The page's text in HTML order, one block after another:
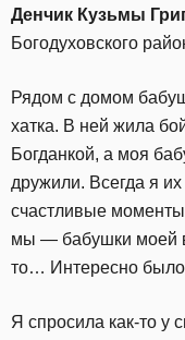
Денчик Кузьмы
Богодуховского
Рядом с домом
хатка. В ней жила
Богданкой, а моя
дружили. Всегда я
счастливые
мы — бабушки моей
то… Интересно
Я спросила как-то у